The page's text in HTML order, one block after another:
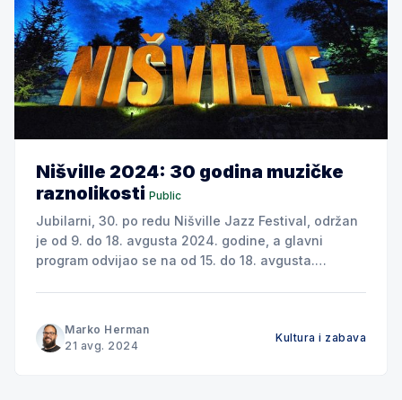
Nišville 2024: 30 godina muzičke
raznolikosti Public
Jubilarni, 30. po redu Nišville Jazz Festival, održan
je od 9. do 18. avgusta 2024. godine, a glavni
program odvijao se na od 15. do 18. avgusta.
Marko Herman
21 avg. 2024
Kultura i zabava